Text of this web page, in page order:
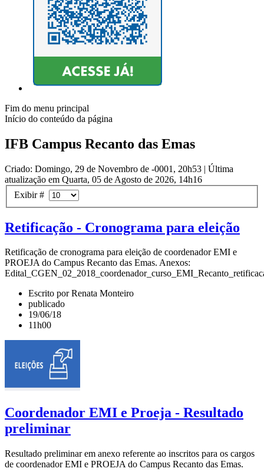
Fim do menu principal
Início do conteúdo da página
IFB Campus Recanto das Emas
Criado: Domingo, 29 de Novembro de -0001, 20h53 | Última
atualização em Quarta, 05 de Agosto de 2026, 14h16
Exibir #
Retificação - Cronograma para eleição
Retificação de cronograma para eleição de coordenador EMI e
PROEJA do Campus Recanto das Emas. Anexos:
Escrito por Renata Monteiro
publicado
19/06/18
11h00
Coordenador EMI e Proeja - Resultado
preliminar
Resultado preliminar em anexo referente ao inscritos para os cargos
de coordenador EMI e PROEJA do Campus Recanto das Emas.